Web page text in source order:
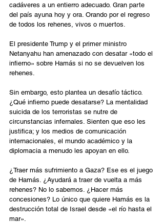
cadáveres a un entierro adecuado. Gran parte
del país ayuna hoy y ora. Orando por el regreso
de todos los rehenes, vivos o muertos.
El presidente Trump y el primer ministro
Netanyahu han amenazado con desatar «todo el
infierno» sobre Hamás si no se devuelven los
rehenes.
Sin embargo, esto plantea un desafío táctico.
¿Qué infierno puede desatarse? La mentalidad
suicida de los terroristas se nutre de
circunstancias infernales. Sienten que eso les
justifica; y los medios de comunicación
internacionales, el mundo académico y la
diplomacia a menudo les apoyan en ello.
¿Traer más sufrimiento a Gaza? Ese es el juego
de Hamás. ¿Ayudará a traer de vuelta a más
rehenes? No lo sabemos. ¿Hacer más
concesiones? Lo único que quiere Hamás es la
destrucción total de Israel desde «el río hasta el
mar».